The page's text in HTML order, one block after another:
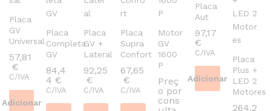
Placa
GV
Universal
57,81
€
C/IVA
Adicionar
Placa
Completa
GV
84,4
4€
C/IVA
Placa
GV +
Lateral
92,25
€
C/IVA
Placa
Supra
Confort
67,65
€
C/IVA
Motor
GV
1600
P
Preç
o por
cons
Placa
Aut
97,17
€
C/IVA
Adicionar
Placa
Plus +
LED 2
Motores
264,2